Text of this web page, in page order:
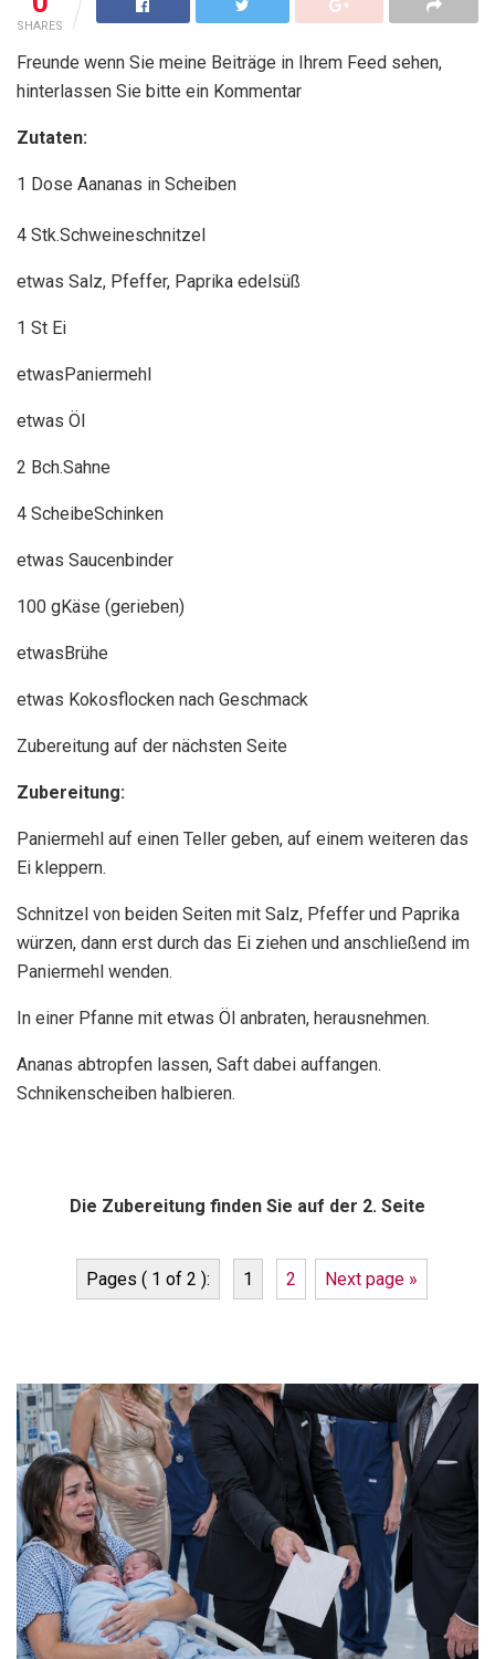
SHARES
Freunde wenn Sie meine Beiträge in Ihrem Feed sehen,
hinterlassen Sie bitte ein Kommentar
Zutaten:
1 Dose Aananas in Scheiben
4 Stk.Schweineschnitzel
etwas Salz, Pfeffer, Paprika edelsüß
1 St Ei
etwasPaniermehl
etwas Öl
2 Bch.Sahne
4 ScheibeSchinken
etwas Saucenbinder
100 gKäse (gerieben)
etwasBrühe
etwas Kokosflocken nach Geschmack
Zubereitung auf der nächsten Seite
Zubereitung:
Paniermehl auf einen Teller geben, auf einem weiteren das
Ei kleppern.
Schnitzel von beiden Seiten mit Salz, Pfeffer und Paprika
würzen, dann erst durch das Ei ziehen und anschließend im
Paniermehl wenden.
In einer Pfanne mit etwas Öl anbraten, herausnehmen.
Ananas abtropfen lassen, Saft dabei auffangen.
Schnikenscheiben halbieren.
Die Zubereitung finden Sie auf der 2. Seite
Pages ( 1 of 2 ): 1 2 Next page »